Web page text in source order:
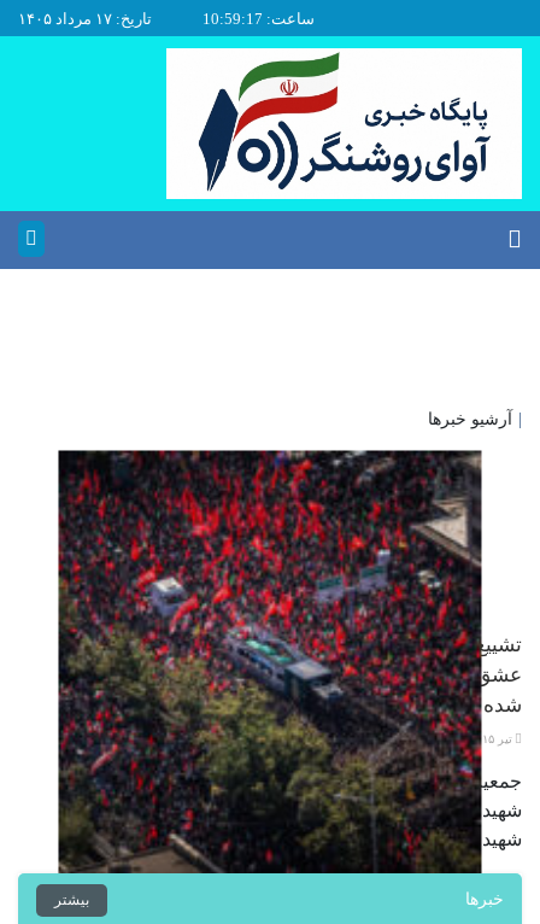
ساعت: 10:59:17 تاریخ: ۱۷ مرداد ۱۴۰۵
آرشیو خبرها
تشییع پیکر رهبر شهید انقلاب در میان
عشق و دلدادگی ملت عزادار و مبعوث
شده ایران
تیر ۱۵, ۱۴۰۵
جمعیت میلیونی و عظیم عاشقان رهبر
شهید در مراسم تشییع پیکر مطهر «آقای
شهید ایران» …
خبرها بیشتر